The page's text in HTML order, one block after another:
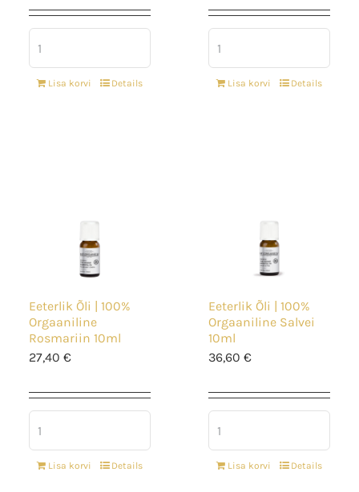
Lisa korvi Details Lisa korvi Details
Eeterlik Õli | 100%
Orgaaniline
Rosmariin 10ml
27,40 €
Lisa korvi Details
Eeterlik Õli | 100%
Orgaaniline Salvei
10ml
36,60 €
Lisa korvi Details